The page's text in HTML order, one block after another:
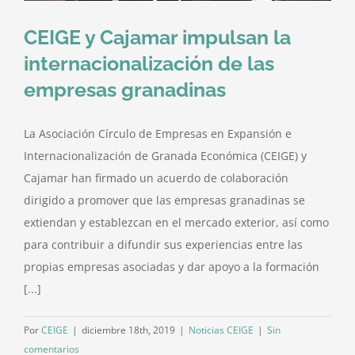
CEIGE y Cajamar impulsan la
internacionalización de las
empresas granadinas
La Asociación Círculo de Empresas en Expansión e
Internacionalización de Granada Económica (CEIGE) y
Cajamar han firmado un acuerdo de colaboración
dirigido a promover que las empresas granadinas se
extiendan y establezcan en el mercado exterior, así como
para contribuir a difundir sus experiencias entre las
propias empresas asociadas y dar apoyo a la formación
[...]
PorCEIGE | diciembre 18th, 2019 | Noticias CEIGE | Sin
comentarios